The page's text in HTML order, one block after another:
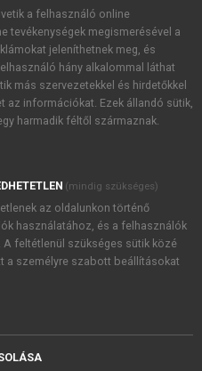
akcióiról.
Kiadó Zrt. újdonságairól,
foglaltakat tudomásul
, valamint a szotar.netés a
foglaltakat
a felhasználó online
tevékenységek megismerésével a
jeleníthetnek meg, és
hány alkalommal láthat
más szervezetekkel és hirdetőkkel
az információkat. Ezek állandó sütik,
harmadik féltől származnak.
(mindig szükséges)
az oldalunkon történő
használatához, és a felhasználók
A feltétlenül szükséges sütik közé
a személyre szabott beállításokat